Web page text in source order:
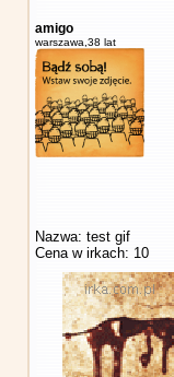
amigo
warszawa, 38 lat
Nazwa: test gif
Cena w irkach: 10